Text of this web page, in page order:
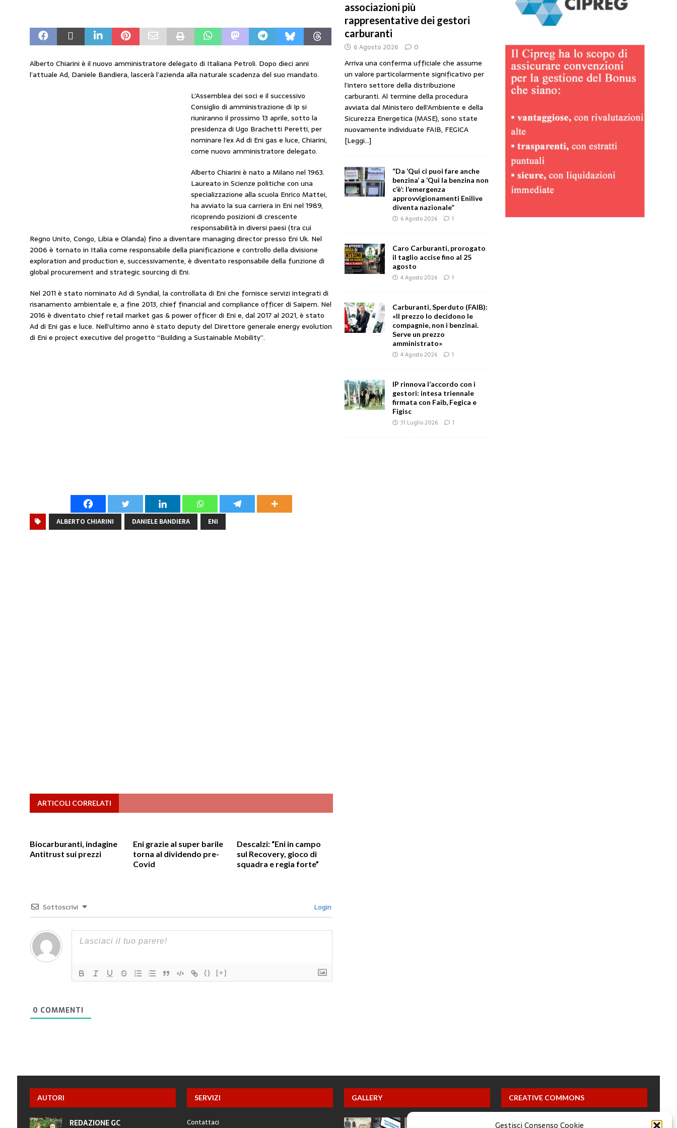
Gestisci Consenso Cookie
[ 31 Luglio 2026 ] IP rinnova l’accordo con i gestori: intesa triennale firmata con Faib, Fegica e Figisc
COMUNICATI
STAMPA
[ 30 Luglio 2026 ] Carburanti, i sindacati al Mimit: “I gestori non decidono i prezzi. Basta scaricare su di loro le
responsabilità”
COMUNICATI STAMPA
Taglio delle accise, il prezzo è libero: i controlli non diventino una presunzione di colpevolezza
CARBURANTI. CONTROLLI SUI PRODOTTI ADULTERATI: ALTRA SITUAZIONE GRAVE MA NON SERIA
Alberto Chiarini è il nuovo amministratore delegato di Italiana Petroli. Dopo dieci anni
l’attuale Ad, Daniele Bandiera, lascerà l’azienda alla naturale scadenza del suo mandato.
L’Assemblea dei soci e il successivo
Consiglio di amministrazione di Ip si
riuniranno il prossimo 13 aprile, sotto la
presidenza di Ugo Brachetti Peretti, per
nominare l’ex Ad di Eni gas e luce, Chiarini,
come nuovo amministratore delegato.
Alberto Chiarini è nato a Milano nel 1963.
Laureato in Scienze politiche con una
specializzazione alla scuola Enrico Mattei,
ha avviato la sua carriera in Eni nel 1989,
ricoprendo posizioni di crescente
responsabilità in diversi paesi (tra cui
Regno Unito, Congo, Libia e Olanda) fino a diventare managing director presso Eni Uk. Nel
2006 è tornato in Italia come responsabile della pianificazione e controllo della divisione
exploration and production e, successivamente, è diventato responsabile della funzione di
global procurement and strategic sourcing di Eni.
Nel 2011 è stato nominato Ad di Syndial, la controllata di Eni che fornisce servizi integrati di
risanamento ambientale e, a fine 2013, chief financial and compliance officer di Saipem. Nel
2016 è diventato chief retail market gas & power officer di Eni e, dal 2017 al 2021, è stato
Ad di Eni gas e luce. Nell’ultimo anno è stato deputy del Direttore generale energy evolution
di Eni e project executive del progetto “Building a Sustainable Mobility”.
ALBERTO CHIARINI DANIELE BANDIERA ENI
ARTICOLI CORRELATI
Biocarburanti, indagine
Antitrust sui prezzi
Eni grazie al super barile
torna al dividendo pre-
Covid
Descalzi: “Eni in campo
sul Recovery, gioco di
squadra e regia forte”
Sottoscrivi Login
{} [+]
0 COMMENTI
associazioni più
rappresentative dei gestori
carburanti
6 Agosto 2026 0
Arriva una conferma ufficiale che assume
un valore particolarmente significativo per
l’intero settore della distribuzione
carburanti. Al termine della procedura
avviata dal Ministero dell’Ambiente e della
Sicurezza Energetica (MASE), sono state
nuovamente individuate FAIB, FEGICA
[Leggi...]
“Da ‘Qui ci puoi fare anche
benzina’ a ‘Qui la benzina non
c’è’: l’emergenza
approvvigionamenti Enilive
diventa nazionale”
6 Agosto 2026 1
Caro Carburanti, prorogato
il taglio accise fino al 25
agosto
4 Agosto 2026 1
Carburanti, Sperduto (FAIB):
«Il prezzo lo decidono le
compagnie, non i benzinai.
Serve un prezzo
amministrato»
4 Agosto 2026 1
IP rinnova l’accordo con i
gestori: intesa triennale
firmata con Faib, Fegica e
Figisc
31 Luglio 2026 1
AUTORI
REDAZIONE GC
SERVIZI
Contattaci
GALLERY CREATIVE COMMONS
Questa opera è concessa in licenza con i termini